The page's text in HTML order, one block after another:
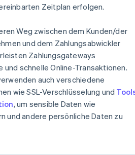
Zeitplan erfolgen.
Weg zwischen dem Kunden/der
und dem Zahlungsabwickler
Zahlungsgateways
und schnelle Online-Transaktionen.
auch verschiedene
wie SSL-Verschlüsselung und
, um sensible Daten wie
und andere persönliche Daten zu